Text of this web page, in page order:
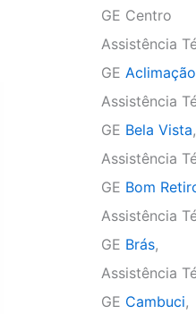
GE Centro
Assistência
GE Aclimação
Assistência
GE Bela Vista,
Assistência
GE Bom
Assistência
GE Brás,
Assistência
GE Cambuci,